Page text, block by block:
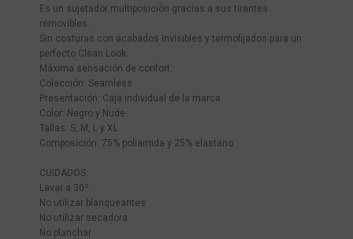
Es un sujetador multiposición gracias a sus tirantes
removibles.
Sin costuras con acabados invisibles y termofijados para un
perfecto Clean Look.
Máxima sensación de confort.
Colección: Seamless
Presentación: Caja individual de la marca
Color: Negro y Nude
Tallas: S, M, L y XL
Composición: 75% poliamida y 25% elastano
CUIDADOS:
Lavar a 30º
No utilizar blanqueantes
No utilizar secadora
No planchar